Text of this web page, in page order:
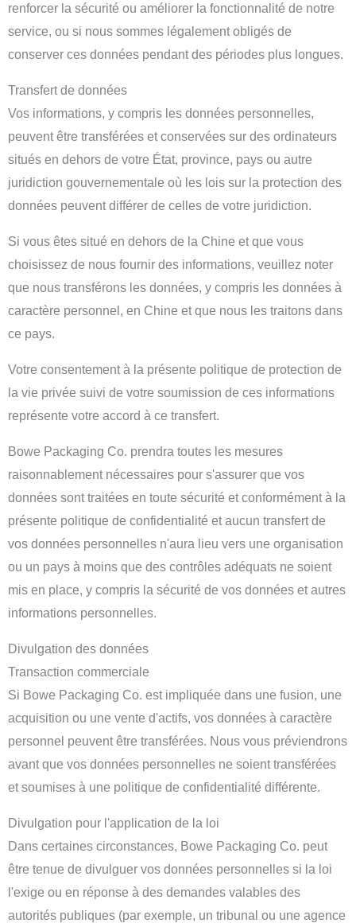
renforcer la sécurité ou améliorer la fonctionnalité de notre
service, ou si nous sommes légalement obligés de
conserver ces données pendant des périodes plus longues.
Transfert de données
Vos informations, y compris les données personnelles,
peuvent être transférées et conservées sur des ordinateurs
situés en dehors de votre État, province, pays ou autre
juridiction gouvernementale où les lois sur la protection des
données peuvent différer de celles de votre juridiction.
Si vous êtes situé en dehors de la Chine et que vous
choisissez de nous fournir des informations, veuillez noter
que nous transférons les données, y compris les données à
caractère personnel, en Chine et que nous les traitons dans
ce pays.
Votre consentement à la présente politique de protection de
la vie privée suivi de votre soumission de ces informations
représente votre accord à ce transfert.
Bowe Packaging Co. prendra toutes les mesures
raisonnablement nécessaires pour s'assurer que vos
données sont traitées en toute sécurité et conformément à la
présente politique de confidentialité et aucun transfert de
vos données personnelles n'aura lieu vers une organisation
ou un pays à moins que des contrôles adéquats ne soient
mis en place, y compris la sécurité de vos données et autres
informations personnelles.
Divulgation des données
Transaction commerciale
Si Bowe Packaging Co. est impliquée dans une fusion, une
acquisition ou une vente d'actifs, vos données à caractère
personnel peuvent être transférées. Nous vous préviendrons
avant que vos données personnelles ne soient transférées
et soumises à une politique de confidentialité différente.
Divulgation pour l'application de la loi
Dans certaines circonstances, Bowe Packaging Co. peut
être tenue de divulguer vos données personnelles si la loi
l'exige ou en réponse à des demandes valables des
autorités publiques (par exemple, un tribunal ou une agence